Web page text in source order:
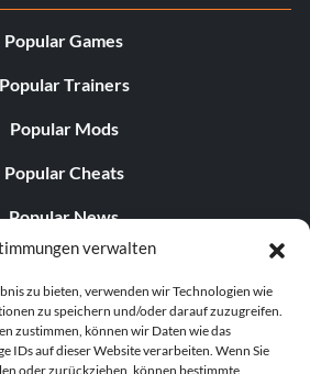
verwalten
zu bieten, verwenden wir Technologien wie
zu speichern und/oder darauf zuzugreifen.
zustimmen, können wir Daten wie das
IDs auf dieser Website verarbeiten. Wenn Sie
oder zurückziehen, können bestimmte
Popular Games
Popular Trainers
Popular Mods
Popular Cheats
Popular News
Editorials
Free Games
UPDATES